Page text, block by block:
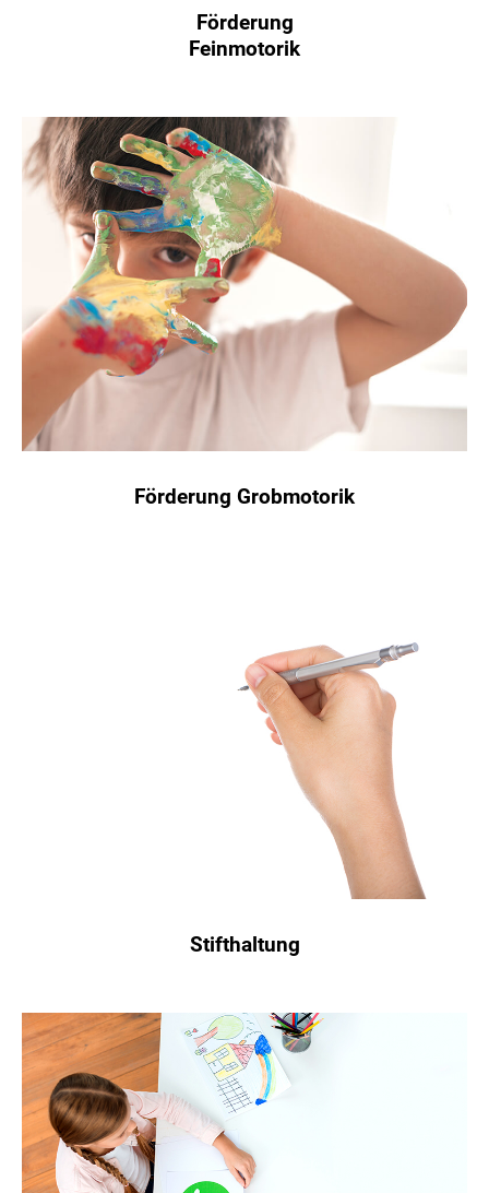
Förderung
Feinmotorik
Förderung Grobmotorik
Stifthaltung